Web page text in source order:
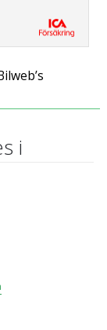
i